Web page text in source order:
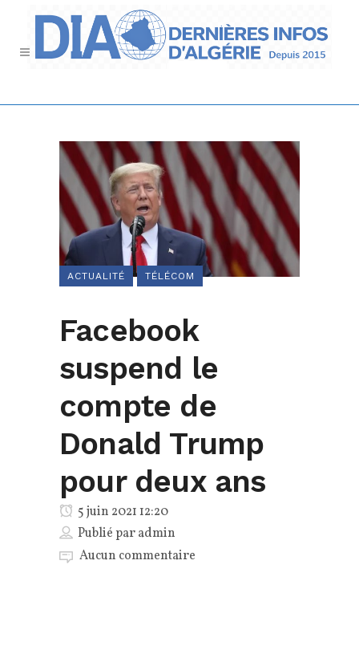
ACTUALITÉ TÉLÉCOM
Facebook
suspend le
compte de
Donald Trump
pour deux ans
5 juin 2021 12:20
Publié paradmin
Aucun commentaire